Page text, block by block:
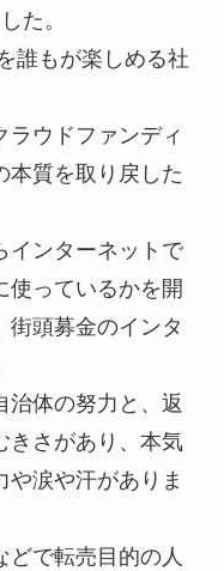
た。
誰もが楽しめる社
ラウドファンディ
本質を取り戻した
インターネットで
使っているかを開
街頭募金のインタ
治体の努力と、返
きさがあり、本気
や涙や汗がありま
どで転売目的の人